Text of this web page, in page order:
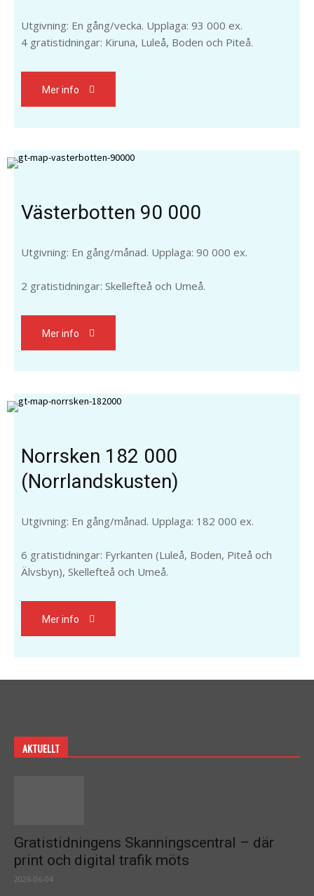
Utgivning: En gång/vecka. Upplaga: 93 000 ex.
4 gratistidningar: Kiruna, Luleå, Boden och Piteå.
Mer info
Västerbotten 90 000
Utgivning: En gång/månad. Upplaga: 90 000 ex.
2 gratistidningar: Skellefteå och Umeå.
Mer info
Norrsken 182 000
(Norrlandskusten)
Utgivning: En gång/månad. Upplaga: 182 000 ex.
6 gratistidningar: Fyrkanten (Luleå, Boden, Piteå och
Älvsbyn), Skellefteå och Umeå.
Mer info
AKTUELLT
Gratistidningens Skanningscentral – där
print och digital trafik möts
2026-06-04